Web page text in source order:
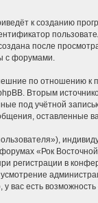
к созданию
после
с форумами.
по отношению к
Вторым
под учётной
оставленные
«Рок
в
есть